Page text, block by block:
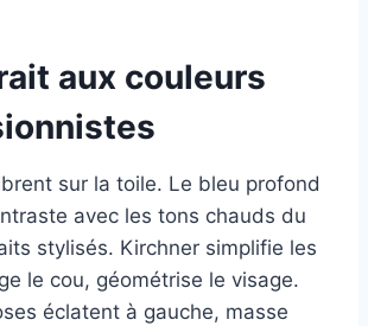
aux couleurs
sur la toile. Le bleu profond
avec les tons chauds du
stylisés. Kirchner simplifie les
le cou, géométrise le visage.
éclatent à gauche, masse